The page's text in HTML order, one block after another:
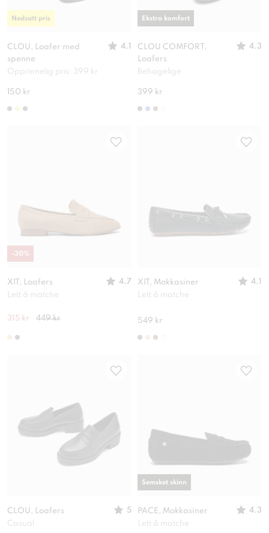
CLOU, Loafer med
spenne
4.1
Opprinnelig pris: 399 kr
150 kr
Nedsatt pris
CLOU COMFORT,
Loafers
4.3
Behagelige
399 kr
Ekstra komfort
XIT, Loafers
4.7
Lett å matche
315 kr 449 kr
-30%
XIT, Mokkasiner
4.1
Lett å matche
549 kr
CLOU, Loafers
5
Casual
PACE, Mokkasiner
4.3
Lett å matche
Semsket skinn